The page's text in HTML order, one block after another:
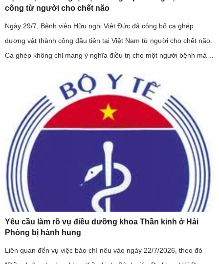
công từ người cho chết não
Ngày 29/7, Bệnh viện Hữu nghị Việt Đức đã công bố ca ghép
dương vật thành công đầu tiên tại Việt Nam từ người cho chết não.
Ca ghép không chỉ mang ý nghĩa điều trị cho một người bệnh mà
Yêu cầu làm rõ vụ điều dưỡng khoa Thần kinh ở Hải
Phòng bị hành hung
Liên quan đến vụ việc báo chí nêu vào ngày 22/7/2026, theo đó